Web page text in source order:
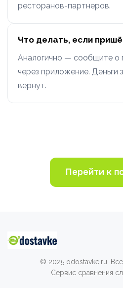
ресторанов-партнеров.
Что делать, если
Аналогично — сообщите о
через приложение. Деньги
вернут.
Перейти к
© 2025 odostavke.ru.
Сервис сравнения